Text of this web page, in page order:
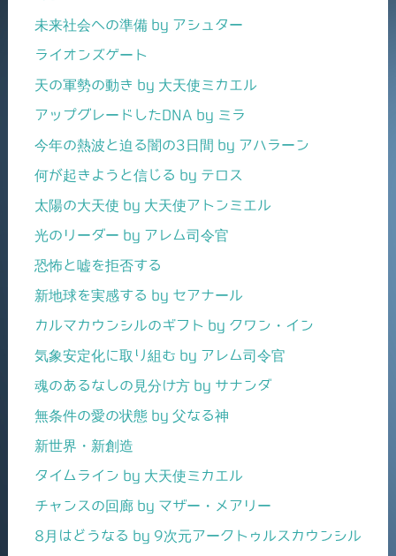
未来社会への準備 by アシュター
ライオンズゲート
天の軍勢の動き by 大天使ミカエル
アップグレードしたDNA by ミラ
今年の熱波と迫る闇の3日間 by アハラーン
何が起きようと信じる by テロス
太陽の大天使 by 大天使アトンミエル
光のリーダー by アレム司令官
恐怖と嘘を拒否する
新地球を実感する by セアナール
カルマカウンシルのギフト by クワン・イン
気象安定化に取り組む by アレム司令官
魂のあるなしの見分け方 by サナンダ
無条件の愛の状態 by 父なる神
新世界・新創造
タイムライン by 大天使ミカエル
チャンスの回廊 by マザー・メアリー
8月はどうなる by 9次元アークトゥルスカウンシル